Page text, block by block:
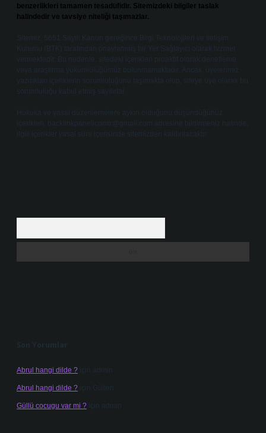
benzerlikleri tamamen tesadüfidir. Sitemizdeki bilgiler taslak
halindedir ve tavsiye niteliği taşımazlar.
Sitemiz, 5651 Sayılı Kanun gereğince Bilgi Teknolojileri ve İletişim
Kurumu (BTK) tarafından onaylanmış bir Yer Sağlayıcı olarak hizmet
vermektedir. Bu nedenle, sitedeki içerikleri proaktif olarak denetleme
veya araştırma yükümlülüğümüz bulunmamaktadır. Ancak, üyelerimiz
yazdıkları içeriklerin sorumluluğunu taşımakta olup, siteye üye olarak bu
sorumluluğu kabul etmiş sayılırlar.
Hukuka ve yasal düzenlemelere aykırı olduğunu düşündüğünüz
içerikleri,
backlinkpanelicomtr@gmail.com adresine bildirmeniz halinde,
ilgili içerikler yasal süre içerisinde sitemizden kaldırılacaktır.
Son Yorumlar
Abrul hangi dilde ? için admin
Abrul hangi dilde ? için Gülten
Güllü cocugu var mi ? için admin